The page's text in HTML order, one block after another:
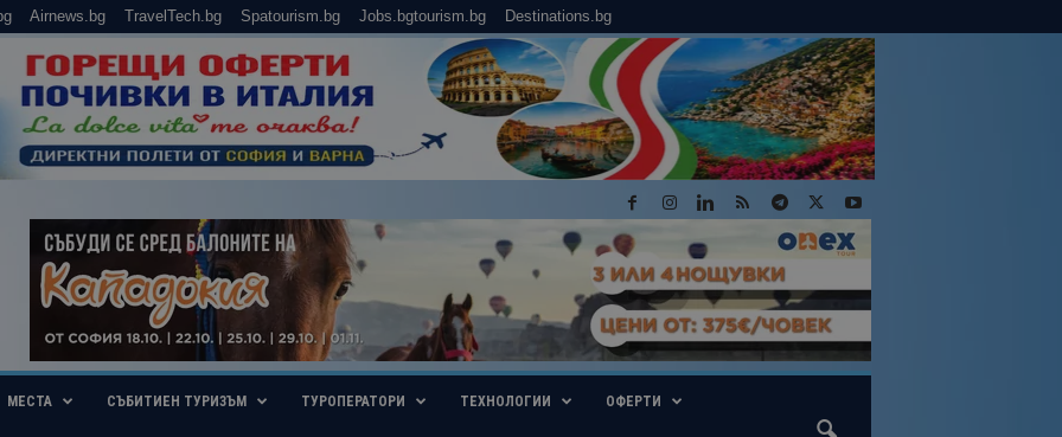
Airnews.bg TravelTech.bg Spatourism.bg Jobs.bgtourism.bg Destinations.bg
МЕСТА СЪБИТИЕН ТУРИЗЪМ ТУРОПЕРАТОРИ ТЕХНОЛОГИИ ОФЕРТИ